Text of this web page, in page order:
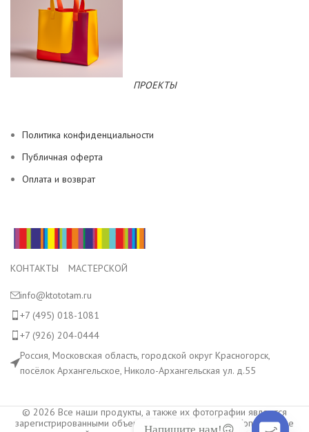
ПРОЕКТЫ
Политика конфиденциальности
Публичная оферта
Оплата и возврат
КОНТАКТЫ МАСТЕРСКОЙ
info@ktototam.ru
+7 (495) 018-1081
+7 (926) 204-0444
Россия, Московская область, городской округ Красногорск,
посёлок Архангельское, Николо-Архангельская ул. д.55
© 2026 Все наши продукты, а также их фотографии являются
зарегистрированными объектами авторского права. Копирование
Напишите нам!🙃